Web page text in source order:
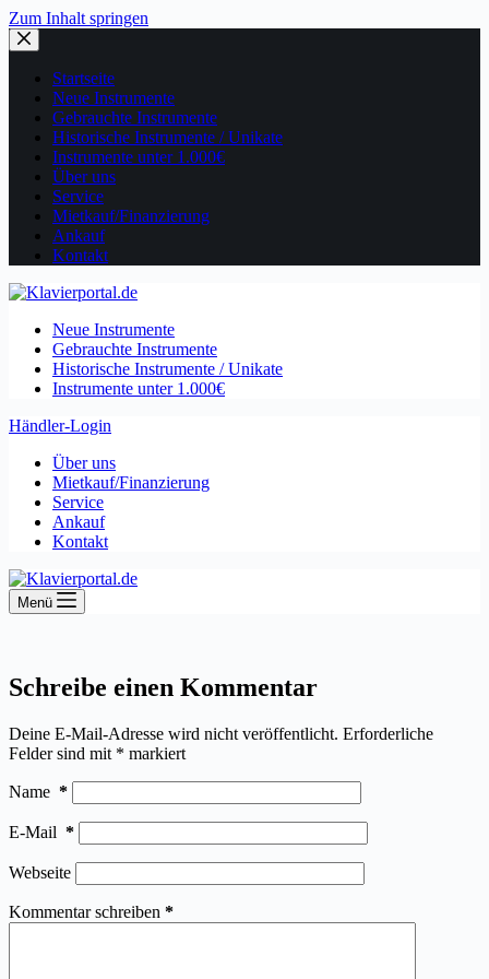
Zum Inhalt springen
Startseite
Neue Instrumente
Gebrauchte Instrumente
Historische Instrumente / Unikate
Instrumente unter 1.000€
Über uns
Service
Mietkauf/Finanzierung
Ankauf
Kontakt
Neue Instrumente
Gebrauchte Instrumente
Historische Instrumente / Unikate
Instrumente unter 1.000€
Händler-Login
Über uns
Mietkauf/Finanzierung
Service
Ankauf
Kontakt
Menü
Schreibe einen Kommentar
Deine E-Mail-Adresse wird nicht veröffentlicht. Erforderliche
Felder sind mit * markiert
Name *
E-Mail *
Webseite
Kommentar schreiben *